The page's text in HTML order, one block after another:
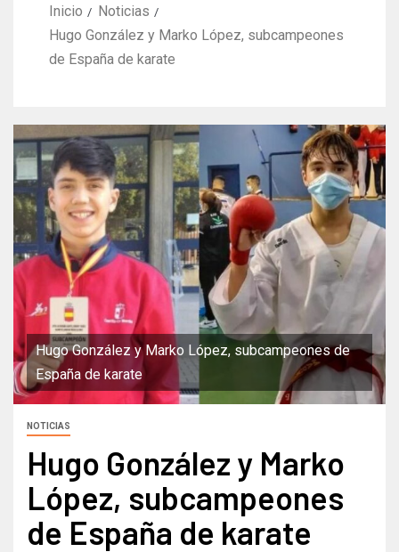
Inicio
Noticias
Hugo González y Marko López, subcampeones
de España de karate
Hugo González y Marko López, subcampeones de
España de karate
NOTICIAS
Hugo González y Marko
López, subcampeones
de España de karate